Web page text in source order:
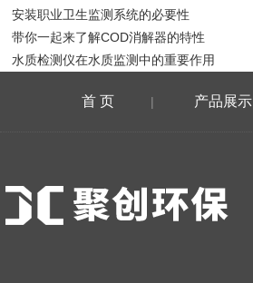
安装职业卫生监测系统的必要性
带你一起来了解COD消解器的特性
水质检测仪在水质监测中的重要作用
首 页 | 产品展示